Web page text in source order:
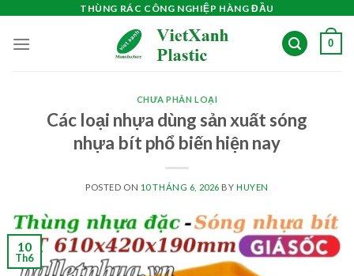
content
THÙNG RÁC CÔNG NGHIỆP HÀNG ĐẦU
0
CHƯA PHÂN LOẠI
Các loại nhựa dùng sản xuất sóng
nhựa bít phổ biến hiện nay
POSTED ON 10 THÁNG 6, 2026 BY HUYEN
10
Th6